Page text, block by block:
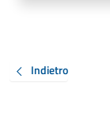
Indietro